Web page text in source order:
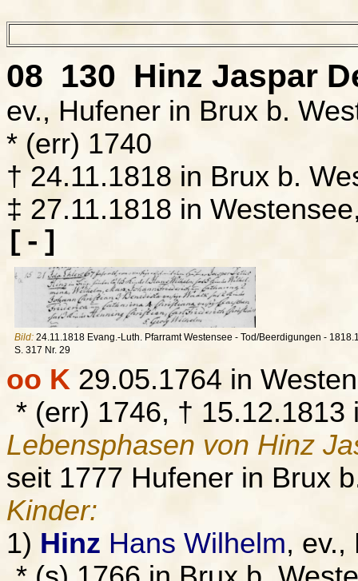
08 130 Hinz Jaspar
ev., Hufener in Brux b.
* (err) 1740
† 24.11.1818 in Brux b.
‡ 27.11.1818 in
[-]
Bild: 24.11.1818 Evang.-Luth. Pfarramt Westensee - Tod/Beerdigungen -
S. 317 Nr. 29
oo K 29.05.1764 in
* (err) 1746, † 15.12.1813
Lebensphasen von Hinz
seit 1777 Hufener in Brux
Kinder:
1) Hinz Hans Wilhelm, ev.,